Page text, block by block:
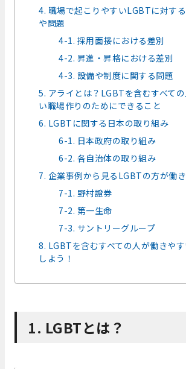
4. 職場で起こりやすいLGBTに対す
や問題
4-1. 採用面接における差別
4-2. 昇進・昇格における差別
4-3. 設備や制度に関する問題
5. アライとは？LGBTを含むすべて
い職場作りのためにできること
6. LGBTに関する日本の取り組み
6-1. 日本政府の取り組み
6-2. 各自治体の取り組み
7. 企業事例から見るLGBTの方が働
7-1. 野村證券
7-2. 第一生命
7-3. サントリーグループ
8. LGBTを含むすべての人が働きや
しよう！
1. LGBTとは？